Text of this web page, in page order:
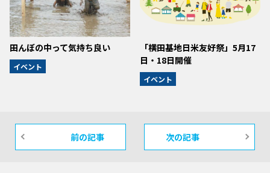
田んぼの中って気持ち良い
イベント
「横田基地日米友好祭」5月17
日・18日開催
イベント
前の記事 次の記事